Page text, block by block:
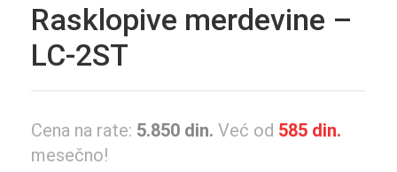
Rasklopive merdevine –
LC-2ST
Cena na rate: 5.850 din. Već od 585 din.
mesečno!